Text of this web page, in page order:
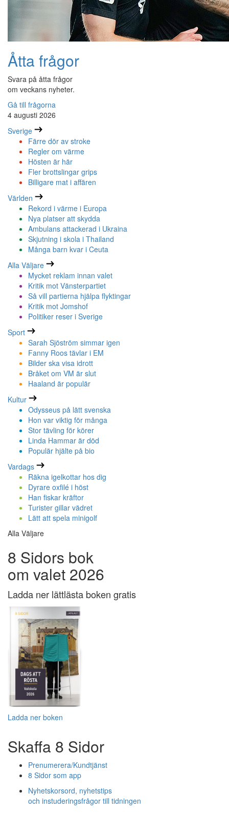
Åtta frågor
Svara på åtta frågor
om veckans nyheter.
Gå till frågorna
4 augusti 2026
Sverige
Färre dör av stroke
Regler om värme
Hösten är här
Fler brottslingar grips
Billigare mat i affären
Världen
Rekord i värme i Europa
Nya platser att skydda
Ambulans attackerad i Ukraina
Skjutning i skola i Thailand
Många barn kvar i Ceuta
Alla Väljare
Mycket reklam innan valet
Kritik mot Vänsterpartiet
Så vill partierna hjälpa flyktingar
Kritik mot Jomshof
Politiker reser i Sverige
Sport
Sarah Sjöström simmar igen
Fanny Roos tävlar i EM
Bilder ska visa idrott
Bråket om VM är slut
Haaland är populär
Kultur
Odysseus på lätt svenska
Hon var viktig för många
Stor tävling för körer
Linda Hammar är död
Populär hjälte på bio
Vardags
Räkna igelkottar hos dig
Dyrare oxfilé i höst
Han fiskar kräftor
Turister gillar vädret
Lätt att spela minigolf
Alla Väljare
8 Sidors bok
om valet 2026
Ladda ner lättlästa boken gratis
Ladda ner boken
Skaffa 8 Sidor
Prenumerera/Kundtjänst
8 Sidor som app
Nyhetskorsord, nyhetstips
och instuderingsfrågor till tidningen